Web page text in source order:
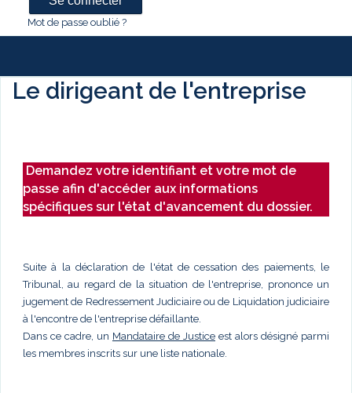
Mot de passe oublié ?
Le dirigeant de l'entreprise
Demandez votre identifiant et votre mot de
passe afin d'accéder aux informations
spécifiques sur l'état d'avancement du dossier.
Suite à la déclaration de l'état de cessation des paiements, le
Tribunal, au regard de la situation de l'entreprise, prononce un
jugement de Redressement Judiciaire ou de Liquidation judiciaire
à l'encontre de l'entreprise défaillante.
Dans ce cadre, un Mandataire de Justice est alors désigné parmi
les membres inscrits sur une liste nationale.